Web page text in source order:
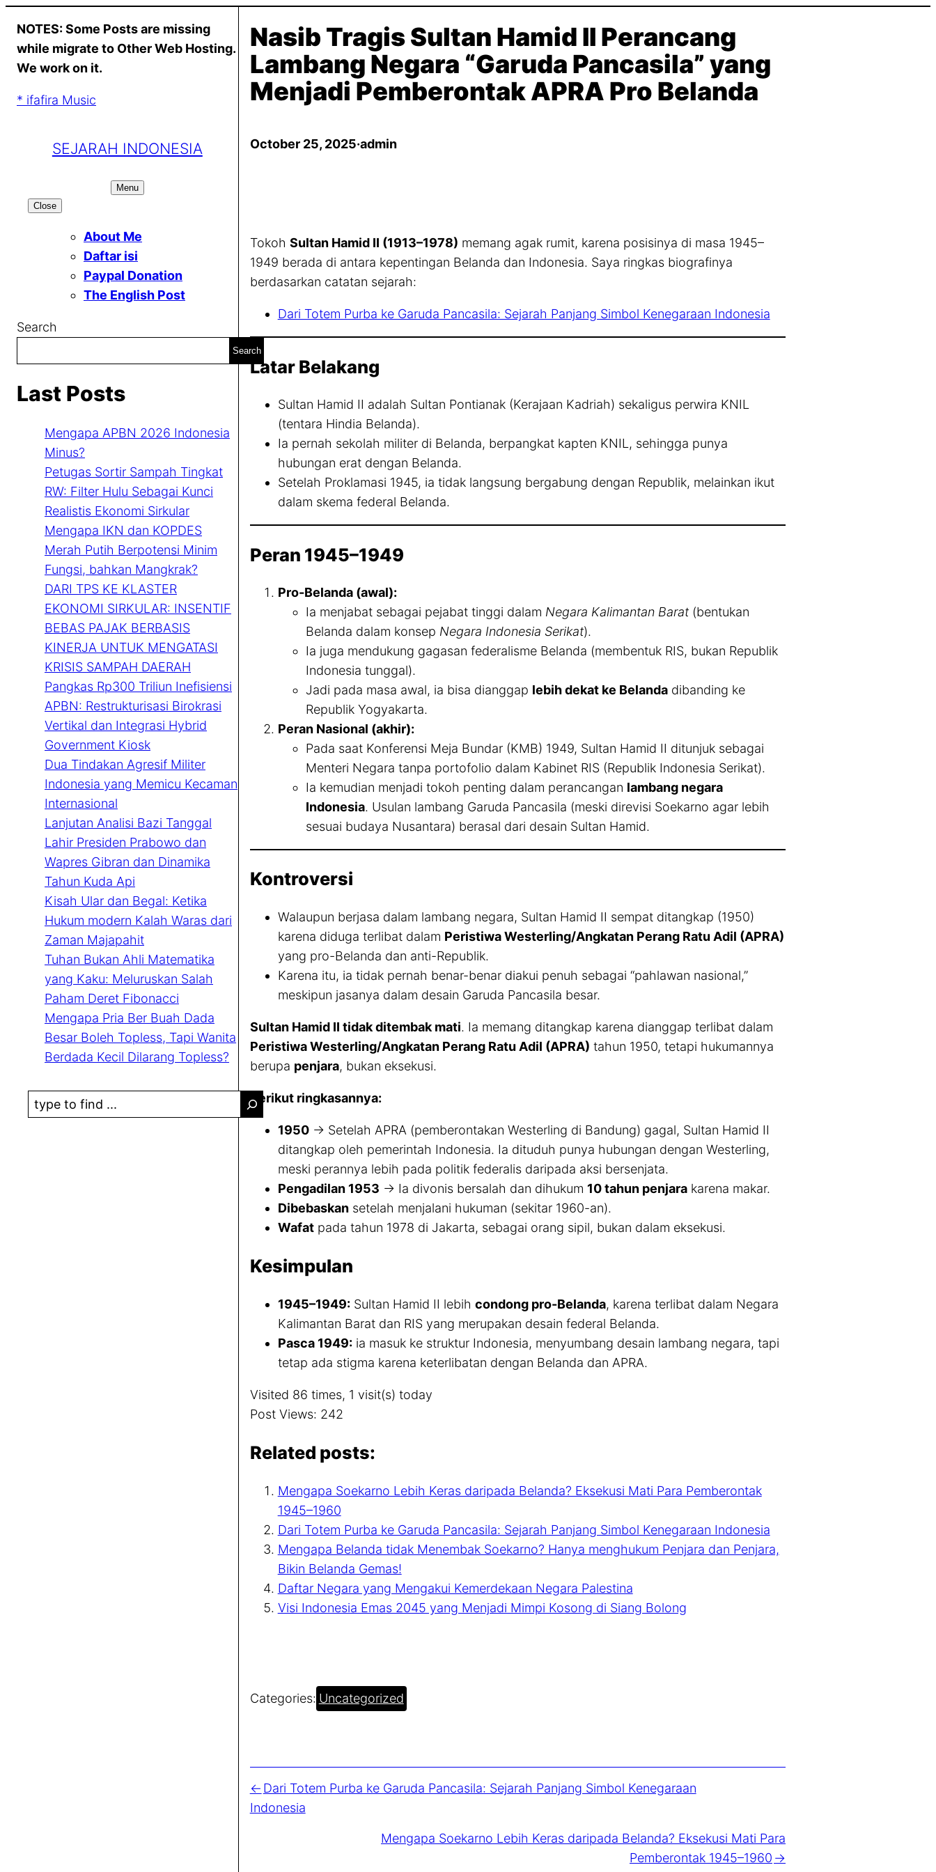
content
NOTES: Some Posts are missing
while migrate to Other Web Hosting.
We work on it.
* ifafira Music
SEJARAH INDONESIA
Menu
Close
About Me
Daftar isi
Paypal Donation
The English Post
Search
Search
Last Posts
Mengapa APBN 2026 Indonesia
Minus?
Petugas Sortir Sampah Tingkat
RW: Filter Hulu Sebagai Kunci
Realistis Ekonomi Sirkular
Mengapa IKN dan KOPDES
Merah Putih Berpotensi Minim
Fungsi, bahkan Mangkrak?
DARI TPS KE KLASTER
EKONOMI SIRKULAR: INSENTIF
BEBAS PAJAK BERBASIS
KINERJA UNTUK MENGATASI
KRISIS SAMPAH DAERAH
Pangkas Rp300 Triliun Inefisiensi
APBN: Restrukturisasi Birokrasi
Vertikal dan Integrasi Hybrid
Government Kiosk
Dua Tindakan Agresif Militer
Indonesia yang Memicu Kecaman
Internasional
Lanjutan Analisi Bazi Tanggal
Lahir Presiden Prabowo dan
Wapres Gibran dan Dinamika
Tahun Kuda Api
Kisah Ular dan Begal: Ketika
Hukum modern Kalah Waras dari
Zaman Majapahit
Tuhan Bukan Ahli Matematika
yang Kaku: Meluruskan Salah
Paham Deret Fibonacci
Mengapa Pria Ber Buah Dada
Besar Boleh Topless, Tapi Wanita
Berdada Kecil Dilarang Topless?
S
e
Nasib Tragis Sultan Hamid II Perancang
Lambang Negara “Garuda Pancasila” yang
Menjadi Pemberontak APRA Pro Belanda
October 25, 2025·admin
Tokoh Sultan Hamid II (1913–1978) memang agak rumit, karena posisinya di masa 1945–
1949 berada di antara kepentingan Belanda dan Indonesia. Saya ringkas biografinya
berdasarkan catatan sejarah:
Dari Totem Purba ke Garuda Pancasila: Sejarah Panjang Simbol Kenegaraan Indonesia
Latar Belakang
Sultan Hamid II adalah Sultan Pontianak (Kerajaan Kadriah) sekaligus perwira KNIL
(tentara Hindia Belanda).
Ia pernah sekolah militer di Belanda, berpangkat kapten KNIL, sehingga punya
hubungan erat dengan Belanda.
Setelah Proklamasi 1945, ia tidak langsung bergabung dengan Republik, melainkan ikut
dalam skema federal Belanda.
Peran 1945–1949
Pro-Belanda (awal):
Ia menjabat sebagai pejabat tinggi dalam Negara Kalimantan Barat(bentukan
Belanda dalam konsep Negara Indonesia Serikat).
Ia juga mendukung gagasan federalisme Belanda (membentuk RIS, bukan Republik
Indonesia tunggal).
Jadi pada masa awal, ia bisa dianggap lebih dekat ke Belandadibanding ke
Republik Yogyakarta.
Peran Nasional (akhir):
Pada saat Konferensi Meja Bundar (KMB) 1949, Sultan Hamid II ditunjuk sebagai
Menteri Negara tanpa portofolio dalam Kabinet RIS (Republik Indonesia Serikat).
Ia kemudian menjadi tokoh penting dalam perancangan lambang negara
Indonesia. Usulan lambang Garuda Pancasila (meski direvisi Soekarno agar lebih
sesuai budaya Nusantara) berasal dari desain Sultan Hamid.
Kontroversi
Walaupun berjasa dalam lambang negara, Sultan Hamid II sempat ditangkap (1950)
karena diduga terlibat dalam Peristiwa Westerling/Angkatan Perang Ratu Adil (APRA)
yang pro-Belanda dan anti-Republik.
Karena itu, ia tidak pernah benar-benar diakui penuh sebagai “pahlawan nasional,”
meskipun jasanya dalam desain Garuda Pancasila besar.
Sultan Hamid II tidak ditembak mati. Ia memang ditangkap karena dianggap terlibat dalam
Peristiwa Westerling/Angkatan Perang Ratu Adil (APRA) tahun 1950, tetapi hukumannya
berupa penjara, bukan eksekusi.
Berikut ringkasannya:
1950→ Setelah APRA (pemberontakan Westerling di Bandung) gagal, Sultan Hamid II
ditangkap oleh pemerintah Indonesia. Ia dituduh punya hubungan dengan Westerling,
meski perannya lebih pada politik federalis daripada aksi bersenjata.
Pengadilan 1953 → Ia divonis bersalah dan dihukum 10 tahun penjarakarena makar.
Dibebaskansetelah menjalani hukuman (sekitar 1960-an).
Wafatpada tahun 1978 di Jakarta, sebagai orang sipil, bukan dalam eksekusi.
Kesimpulan
1945–1949:Sultan Hamid II lebih condong pro-Belanda, karena terlibat dalam Negara
Kalimantan Barat dan RIS yang merupakan desain federal Belanda.
Pasca 1949:ia masuk ke struktur Indonesia, menyumbang desain lambang negara, tapi
tetap ada stigma karena keterlibatan dengan Belanda dan APRA.
Visited 86 times, 1 visit(s) today
Post Views: 242
Related posts:
Mengapa Soekarno Lebih Keras daripada Belanda? Eksekusi Mati Para Pemberontak
1945–1960
Dari Totem Purba ke Garuda Pancasila: Sejarah Panjang Simbol Kenegaraan Indonesia
Mengapa Belanda tidak Menembak Soekarno? Hanya menghukum Penjara dan Penjara,
Bikin Belanda Gemas!
Daftar Negara yang Mengakui Kemerdekaan Negara Palestina
Visi Indonesia Emas 2045 yang Menjadi Mimpi Kosong di Siang Bolong
Categories: Uncategorized
Dari Totem Purba ke Garuda Pancasila: Sejarah Panjang Simbol Kenegaraan
Indonesia
Mengapa Soekarno Lebih Keras daripada Belanda? Eksekusi Mati Para
Pemberontak 1945–1960